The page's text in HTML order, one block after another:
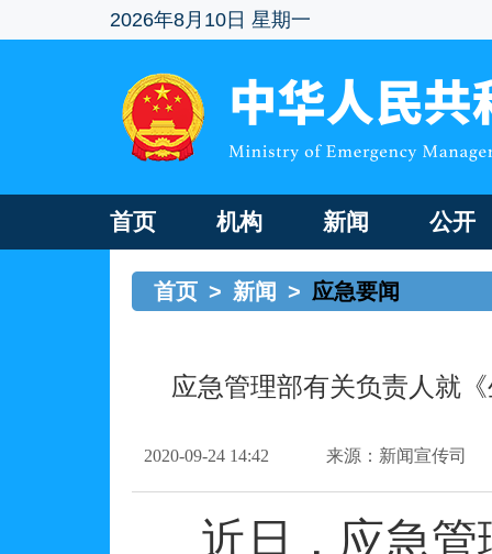
2026年8月10日 星期一
首页 机构 新闻 公开
首页 > 新闻 > 应急要闻
应急管理部有关负责人就
2020-09-24 14:42 来源：新闻宣传司
近日，应急